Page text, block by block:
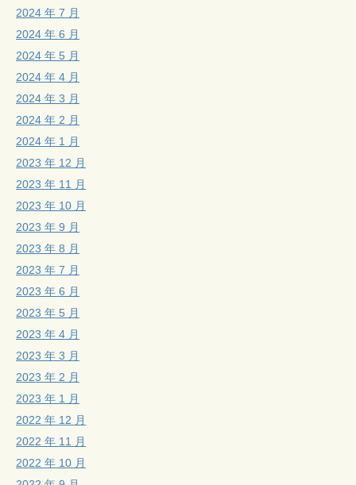
2024 年 7 月
2024 年 6 月
2024 年 5 月
2024 年 4 月
2024 年 3 月
2024 年 2 月
2024 年 1 月
2023 年 12 月
2023 年 11 月
2023 年 10 月
2023 年 9 月
2023 年 8 月
2023 年 7 月
2023 年 6 月
2023 年 5 月
2023 年 4 月
2023 年 3 月
2023 年 2 月
2023 年 1 月
2022 年 12 月
2022 年 11 月
2022 年 10 月